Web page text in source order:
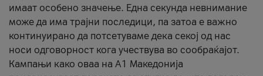
имаат особено значење. Една секунда невнимание
може да има трајни последици, па затоа е важно
континуирано да потсетуваме дека секој од нас
носи одговорност кога учествува во сообраќајот.
Кампањи како оваа на A1 Македонија